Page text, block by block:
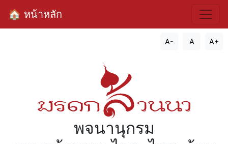
🏠 หน้าหลัก
A- A A+
พจนานุกรม